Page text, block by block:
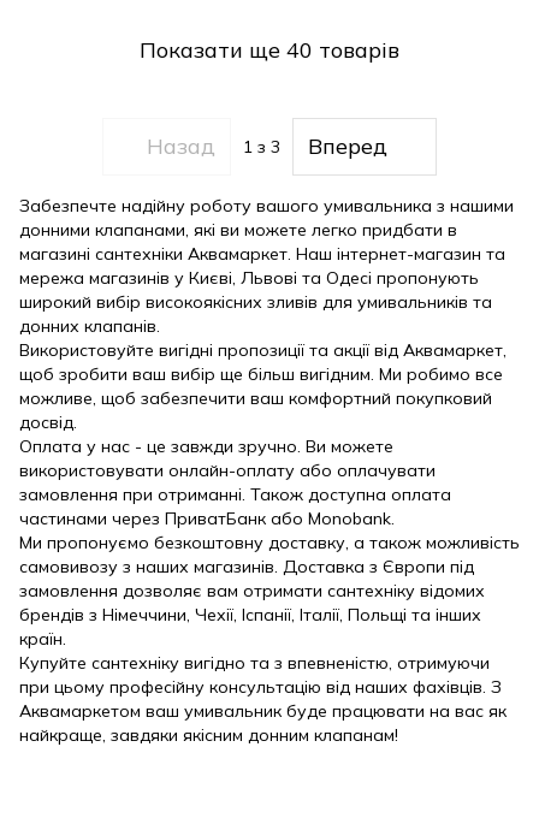
Показати ще 40 товарів
Назад 1 з 3 Вперед
Забезпечте надійну роботу вашого умивальника з нашими
донними клапанами, які ви можете легко придбати в
магазині сантехніки Аквамаркет. Наш інтернет-магазин та
мережа магазинів у Києві, Львові та Одесі пропонують
широкий вибір високоякісних зливів для умивальників та
донних клапанів.
Використовуйте вигідні пропозиції та акції від Аквамаркет,
щоб зробити ваш вибір ще більш вигідним. Ми робимо все
можливе, щоб забезпечити ваш комфортний покупковий
досвід.
Оплата у нас - це завжди зручно. Ви можете
використовувати онлайн-оплату або оплачувати
замовлення при отриманні. Також доступна оплата
частинами через ПриватБанк або Monobank.
Ми пропонуємо безкоштовну доставку, а також можливість
самовивозу з наших магазинів. Доставка з Європи під
замовлення дозволяє вам отримати сантехніку відомих
брендів з Німеччини, Чехії, Іспанії, Італії, Польщі та інших
країн.
Купуйте сантехніку вигідно та з впевненістю, отримуючи
при цьому професійну консультацію від наших фахівців. З
Аквамаркетом ваш умивальник буде працювати на вас як
найкраще, завдяки якісним донним клапанам!